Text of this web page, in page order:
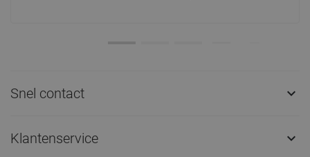
Snel contact 
Klantenservice 